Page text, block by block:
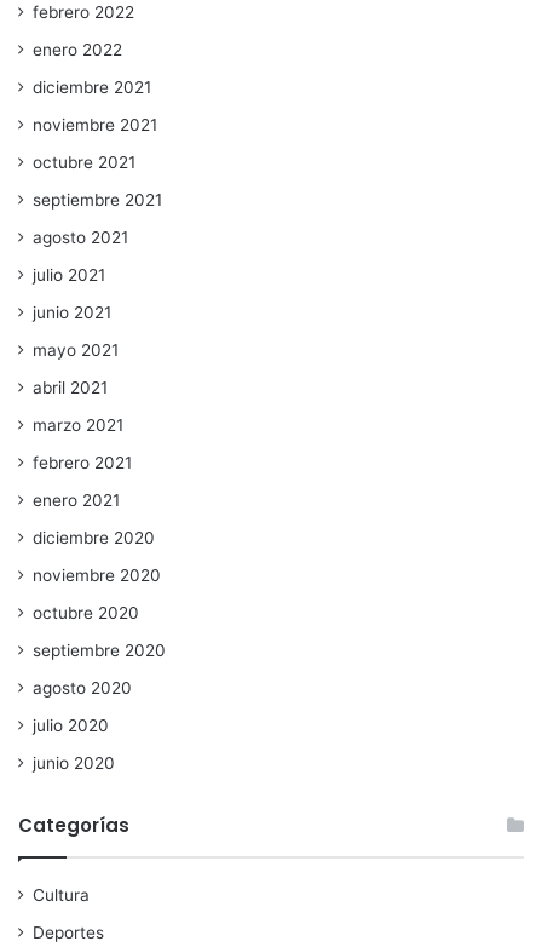
febrero 2022
enero 2022
diciembre 2021
noviembre 2021
octubre 2021
septiembre 2021
agosto 2021
julio 2021
junio 2021
mayo 2021
abril 2021
marzo 2021
febrero 2021
enero 2021
diciembre 2020
noviembre 2020
octubre 2020
septiembre 2020
agosto 2020
julio 2020
junio 2020
Categorías
Cultura
Deportes